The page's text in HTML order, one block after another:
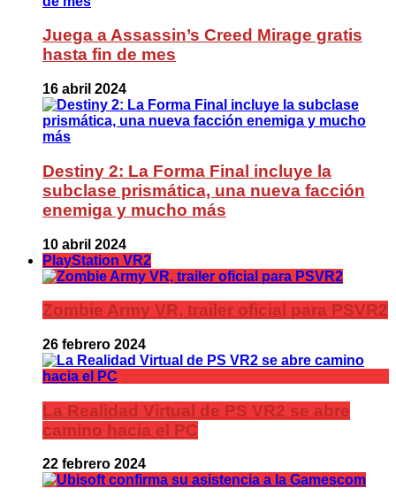
Juega a Assassin’s Creed Mirage gratis
hasta fin de mes
16 abril 2024
Destiny 2: La Forma Final incluye la
subclase prismática, una nueva facción
enemiga y mucho más
10 abril 2024
PlayStation VR2
Zombie Army VR, trailer oficial para PSVR2
26 febrero 2024
La Realidad Virtual de PS VR2 se abre
camino hacia el PC
22 febrero 2024